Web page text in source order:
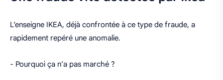
L’enseigne IKEA, déjà confrontée à ce type de fraude, a
rapidement repéré une anomalie.
- Pourquoi ça n’a pas marché ?